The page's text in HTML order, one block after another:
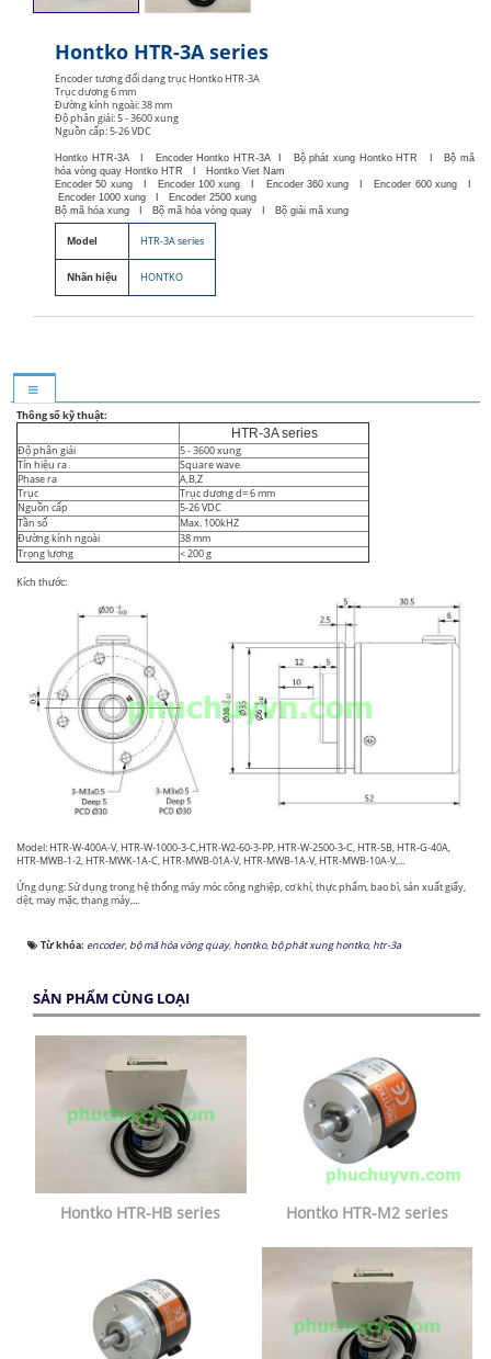
Hontko HTR-3A series
Encoder tương đối dạng trục Hontko HTR-3A
Trục dương 6 mm
Đường kính ngoài: 38 mm
Độ phân giải: 5 - 3600 xung
Nguồn cấp: 5-26 VDC
Hontko HTR-3A I Encoder Hontko HTR-3A I Bộ phát xung Hontko HTR I Bộ mã
hóa vòng quay Hontko HTR I Hontko Viet Nam
Encoder 50 xung I Encoder 100 xung I Encoder 360 xung I Encoder 600 xung I
Encoder 1000 xung I Encoder 2500 xung
Bộ mã hóa xung I Bộ mã hóa vòng quay I Bộ giải mã xung
Model HTR-3A series
Nhãn hiệu HONTKO
Thông số kỹ thuật:
HTR-3A series
Độ phân giải
5 - 3600 xung
Tín hiệu ra
Square wave
Phase ra
A,B,Z
Trục
Trục dương d= 6 mm
Nguồn cấp
5-26 VDC
Tần số
Max. 100kHZ
Đường kính ngoài
38 mm
Trọng lượng
< 200 g
Kích thước:
Model: HTR-W-400A-V, HTR-W-1000-3-C,HTR-W2-60-3-PP, HTR-W-2500-3-C, HTR-5B, HTR-G-40A,
HTR-MWB-1-2, HTR-MWK-1A-C, HTR-MWB-01A-V, HTR-MWB-1A-V, HTR-MWB-10A-V,...
Ứng dụng: Sử dụng trong hệ thống máy móc công nghiệp, cơ khí, thực phẩm, bao bì, sản xuất giấy,
dệt, may mặc, thang máy,...
Từ khóa: encoder, bộ mã hóa vòng quay, hontko, bộ phát xung hontko, htr-3a
SẢN PHẨM CÙNG LOẠI
Hontko HTR-HB series Hontko HTR-M2 series